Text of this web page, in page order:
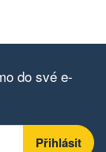
do své e-